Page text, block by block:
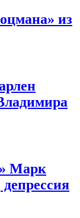
из
Марк